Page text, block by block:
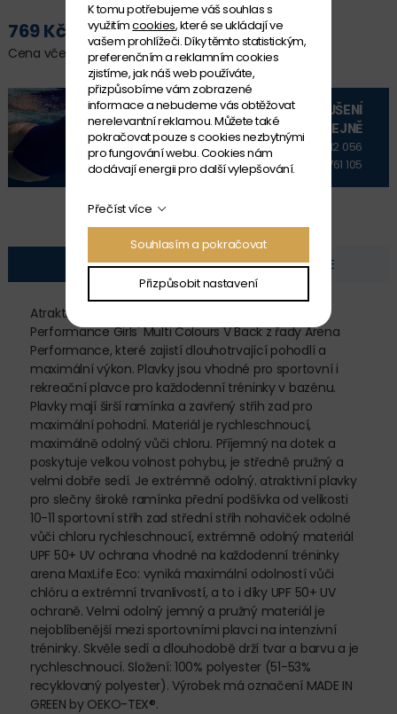
769 Kč
Cena včetně DPH
PŘIDAT DO KOŠÍKU
VYZKOUŠENÍ
NA PRODEJNĚ
+420 606 912 056
+420 606 761 105
POPIS FOTOGALERIE
Atraktivní a extrémně odolné a dívčí plavky arena
Performance Girls' Multi Colours V Back z řady Arena
Performance, které zajistí dlouhotrvající pohodlí a
maximální výkon. Plavky jsou vhodné pro sportovní i
rekreační plavce pro každodenní tréninky v bazénu.
Plavky mají širší ramínka a zavřený střih zad pro
maximální pohodní. Materiál je rychleschnoucí,
maximálně odolný vůči chloru. Příjemný na dotek a
poskytuje velkou volnost pohybu, je středně pružný a
velmi dobře sedí. Je extrémně odolný. atraktivní plavky
pro slečny široké ramínka přední podšívka od velikosti
10-11 sportovní střih zad střední střih nohaviček odolné
vůči chloru rychleschnoucí, extrémně odolný materiál
UPF 50+ UV ochrana vhodné na každodenní tréninky
arena MaxLife Eco: vyniká maximální odolností vůči
chlóru a extrémní trvanlivostí, a to i díky UPF 50+ UV
ochraně. Velmi odolný jemný a pružný materiál je
nejoblíbenější mezi sportovními plavci na intenzivní
tréninky. Skvěle sedí a dlouhodobě drží tvar a barvu a je
rychleschnoucí. Složení: 100% polyester (51-53%
recyklovaný polyester). Výrobek má označení MADE IN
GREEN by OEKO-TEX®.
K tomu potřebujeme váš souhlas s
využitímcookies, které se ukládají ve
vašem prohlížeči. Díky těmto statistickým,
preferenčním a reklamním cookies
zjistíme, jak náš web používáte,
přizpůsobíme vám zobrazené
informace a nebudeme vás obtěžovat
nerelevantní reklamou. Můžete také
pokračovat pouze s cookies nezbytnými
pro fungování webu. Cookies nám
dodávají energii pro další vylepšování.
Přečíst více
Souhlasím a pokračovat
Přizpůsobit nastavení